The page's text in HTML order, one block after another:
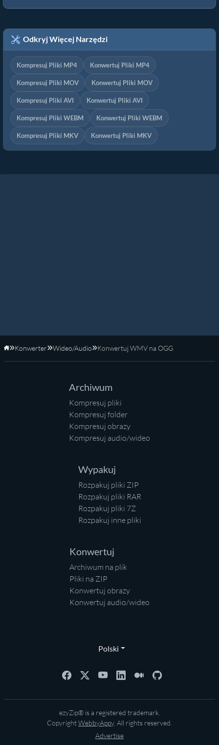
Odkryj Więcej Narzędzi
Kompresuj Pliki MP4 Konwertuj Pliki MP4
Kompresuj Pliki MOV Konwertuj Pliki MOV
Kompresuj Pliki AVI Konwertuj Pliki AVI
Kompresuj Pliki WEBM Konwertuj Pliki WEBM
Kompresuj Pliki MKV Konwertuj Pliki MKV
Strona główna
Konwerter Wideo/Audio Konwertuj WMV na OGG
Archiwum
Kompresuj pliki
Kompresuj folder
Kompresuj obrazy
Kompresuj audio/wideo
Wypakuj
Rozpakuj pliki ZIP
Rozpakuj pliki RAR
Rozpakuj pliki 7Z
Rozpakuj inne pliki
Konwertuj
Archiwum na plik
Pliki na ZIP
Konwertuj obrazy
Konwertuj audio/wideo
Polski
ezyZip® is a registered trademark.
CopyrightWebbyAppy. All rights reserved.
Advertise